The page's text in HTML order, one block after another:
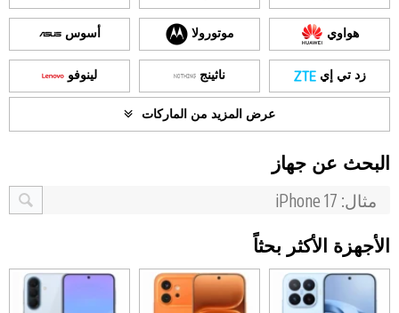
هواوي موتورولا أسوس
زد تي إي ناثينج لينوفو
عرض المزيد من الماركات
البحث عن جهاز
الأجهزة الأكثر بحثاً